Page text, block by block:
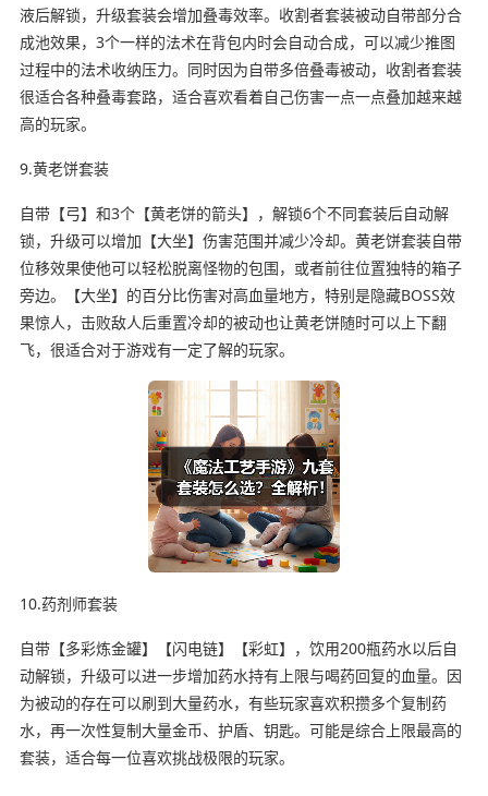
液后解锁，升级套装会增加叠毒效率。收割者套装被动自带部分合
成池效果，3个一样的法术在背包内时会自动合成，可以减少推图
过程中的法术收纳压力。同时因为自带多倍叠毒被动，收割者套装
很适合各种叠毒套路，适合喜欢看着自己伤害一点一点叠加越来越
高的玩家。
9.黄老饼套装
自带【弓】和3个【黄老饼的箭头】，解锁6个不同套装后自动解
锁，升级可以增加【大坐】伤害范围并减少冷却。黄老饼套装自带
位移效果使他可以轻松脱离怪物的包围，或者前往位置独特的箱子
旁边。【大坐】的百分比伤害对高血量地方，特别是隐藏BOSS效
果惊人，击败敌人后重置冷却的被动也让黄老饼随时可以上下翻
飞，很适合对于游戏有一定了解的玩家。
10.药剂师套装
自带【多彩炼金罐】【闪电链】【彩虹】，饮用200瓶药水以后自
动解锁，升级可以进一步增加药水持有上限与喝药回复的血量。因
为被动的存在可以刷到大量药水，有些玩家喜欢积攒多个复制药
水，再一次性复制大量金币、护盾、钥匙。可能是综合上限最高的
套装，适合每一位喜欢挑战极限的玩家。